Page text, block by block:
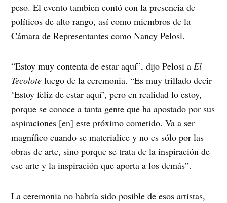
peso. El evento tambien contó con la presencia de
políticos de alto rango, así como miembros de la
Cámara de Representantes como Nancy Pelosi.
“Estoy muy contenta de estar aquí”, dijo Pelosi aEl
Tecoloteluego de la ceremonia. “Es muy trillado decir
‘Estoy feliz de estar aquí’, pero en realidad lo estoy,
porque se conoce a tanta gente que ha apostado por sus
aspiraciones [en] este próximo cometido. Va a ser
magnífico cuando se materialice y no es sólo por las
obras de arte, sino porque se trata de la inspiración de
ese arte y la inspiración que aporta a los demás”.
La ceremonia no habría sido posible de esos artistas,